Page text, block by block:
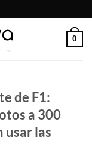
0
de F1:
a 300
usar las